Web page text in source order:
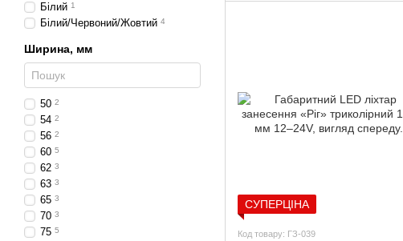
СУПЕРЦІНА
Код товару: ГЗ-039
Білий 1
Білий/Червоний/Жовтий 4
Ширина, мм
50 2
54 2
56 2
60 5
62 3
63 3
65 3
70 3
75 5